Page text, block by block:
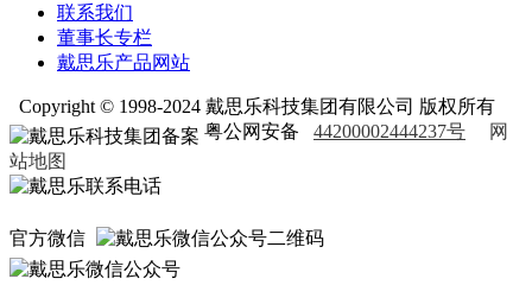
联系我们
董事长专栏
戴思乐产品网站
Copyright © 1998-2024 戴思乐科技集团有限公司 版权所有
粤公网安备 44200002444237号
网
站地图
官方微信